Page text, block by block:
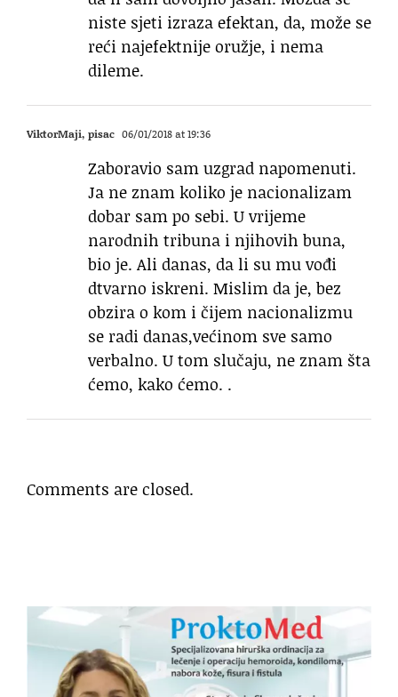
niste sjeti izraza efektan, da, može se
reći najefektnije oružje, i nema
dileme.
ViktorMaji, pisac 06/01/2018 at 19:36
Zaboravio sam uzgrad napomenuti.
Ja ne znam koliko je nacionalizam
dobar sam po sebi. U vrijeme
narodnih tribuna i njihovih buna,
bio je. Ali danas, da li su mu vođi
dtvarno iskreni. Mislim da je, bez
obzira o kom i čijem nacionalizmu
se radi danas,većinom sve samo
verbalno. U tom slučaju, ne znam šta
ćemo, kako ćemo. .
Comments are closed.